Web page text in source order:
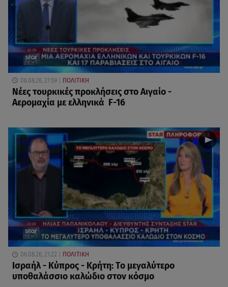
06.08.26, 21:59 ΠΟΛΙΤΙΚΗ
Νέες τουρκικές προκλήσεις στο Αιγαίο -
Αερομαχία με ελληνικά F-16
06.08.26, 21:22 ΠΟΛΙΤΙΚΗ
Ισραήλ - Κύπρος - Κρήτη: Το μεγαλύτερο
υποθαλάσσιο καλώδιο στον κόσμο